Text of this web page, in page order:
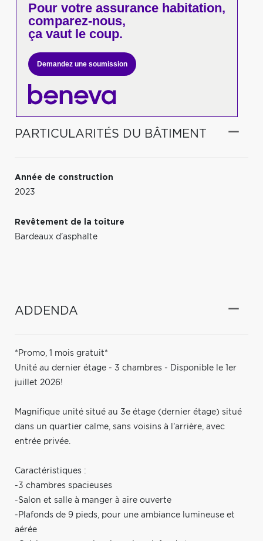
Pour votreassurance habitation,
comparez-nous,
ça vaut le coup.
Demandez une soumission
PARTICULARITÉS DU BÂTIMENT
Année de construction
2023
Revêtement de la toiture
Bardeaux d'asphalte
ADDENDA
*Promo, 1 mois gratuit*
Unité au dernier étage - 3 chambres - Disponible le 1er
juillet 2026!
Magnifique unité situé au 3e étage (dernier étage) situé
dans un quartier calme, sans voisins à l'arrière, avec
entrée privée.
Caractéristiques :
-3 chambres spacieuses
-Salon et salle à manger à aire ouverte
-Plafonds de 9 pieds, pour une ambiance lumineuse et
aérée